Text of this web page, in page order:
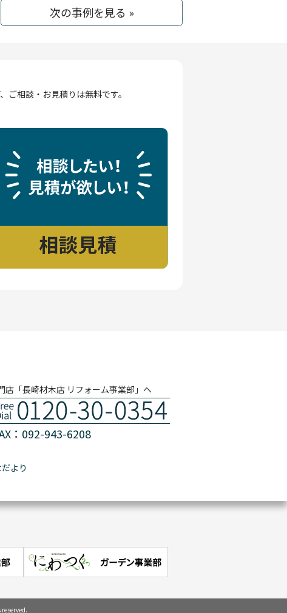
次の事例を見る »
ご相談・お見積りは無料です。
「長崎材木店 リフォーム事業部」へ
：092-943-6208
より